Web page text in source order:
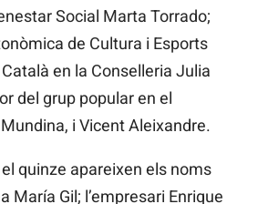
Social Marta Torrado;
de Cultura i Esports
en la Conselleria Julia
del grup popular en el
Mundina, i Vicent Aleixandre.
quinze apareixen els noms
María Gil; l’empresari Enrique